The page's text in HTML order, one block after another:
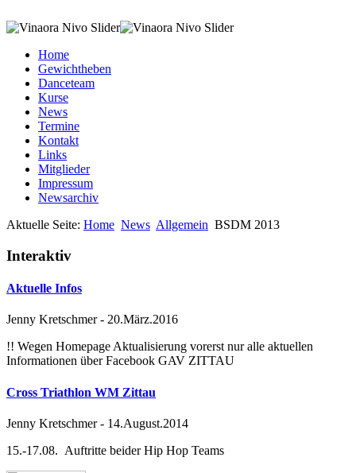
Home
Gewichtheben
Danceteam
Kurse
News
Termine
Kontakt
Links
Mitglieder
Impressum
Newsarchiv
Aktuelle Seite: Home News Allgemein BSDM 2013
Interaktiv
Aktuelle Infos
Jenny Kretschmer- 20.März.2016
!! Wegen Homepage Aktualisierung vorerst nur alle aktuellen
Informationen über Facebook GAV ZITTAU
Cross Triathlon WM Zittau
Jenny Kretschmer- 14.August.2014
15.-17.08. Auftritte beider Hip Hop Teams